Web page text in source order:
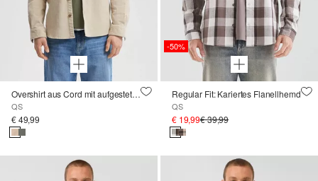
Overshirt aus Cord mit aufgestetzten Taschen
QS
€ 49,99
-50%
Regular Fit: Kariertes Flanellhemd
QS
€ 19,99€ 39,99